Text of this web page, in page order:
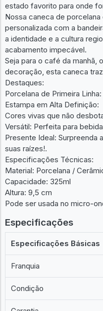
estado favorito para onde
Nossa caneca de
personalizada com a
a identidade e a cultura
acabamento impecável.
Seja para o café da manhã,
decoração, esta caneca
Destaques:
Porcelana de Primeira
Estampa em Alta Definição:
Cores vivas que não
Versátil: Perfeita para
Presente Ideal: Surpreenda
suas raízes!.
Especificações Técnicas:
Material: Porcelana /
Capacidade: 325ml
Altura: 9,5 cm
Pode ser usada no micro-
Especificações
Especificações Básicas
Franquia
Condição